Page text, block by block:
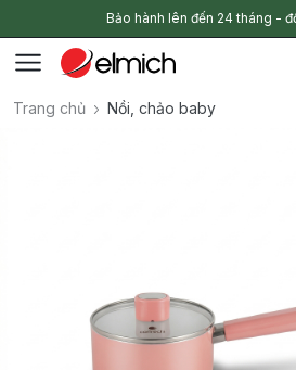
Bảo hành lên đến 24 tháng -
Trang chủ Nồi, chảo baby